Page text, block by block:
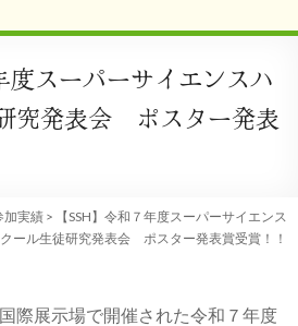
度スーパーサイエンスハ
究発表会 ポスター発表
加実績 >
【SSH】令和７年度スーパーサイエンス
ール生徒研究発表会 ポスター発表賞受賞！！
際展示場で開催された令和７年度